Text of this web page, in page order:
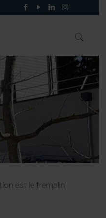
est le tremplin